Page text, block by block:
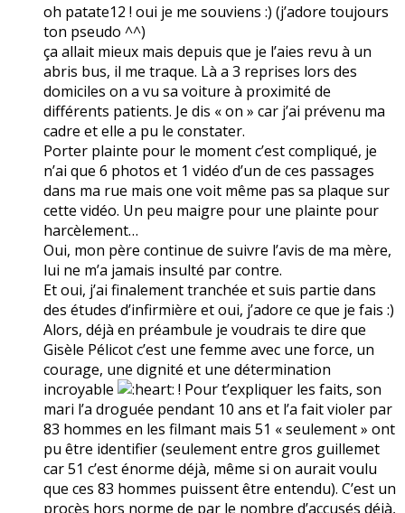
oh patate12 ! oui je me souviens :) (j’adore toujours
ton pseudo ^^)
ça allait mieux mais depuis que je l’aies revu à un
abris bus, il me traque. Là a 3 reprises lors des
domiciles on a vu sa voiture à proximité de
différents patients. Je dis « on » car j’ai prévenu ma
cadre et elle a pu le constater.
Porter plainte pour le moment c’est compliqué, je
n’ai que 6 photos et 1 vidéo d’un de ces passages
dans ma rue mais one voit même pas sa plaque sur
cette vidéo. Un peu maigre pour une plainte pour
harcèlement…
Oui, mon père continue de suivre l’avis de ma mère,
lui ne m’a jamais insulté par contre.
Et oui, j’ai finalement tranchée et suis partie dans
des études d’infirmière et oui, j’adore ce que je fais :)
Alors, déjà en préambule je voudrais te dire que
Gisèle Pélicot c’est une femme avec une force, un
courage, une dignité et une détermination
incroyable
! Pour t’expliquer les faits, son
mari l’a droguée pendant 10 ans et l’a fait violer par
83 hommes en les filmant mais 51 « seulement » ont
pu être identifier (seulement entre gros guillemet
car 51 c’est énorme déjà, même si on aurait voulu
que ces 83 hommes puissent être entendu). C’est un
procès hors norme de par le nombre d’accusés déjà,